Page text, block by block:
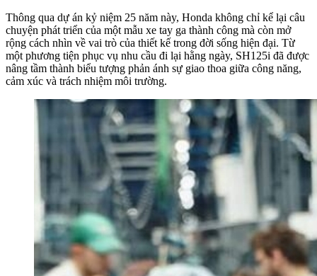
Thông qua dự án kỷ niệm 25 năm này, Honda không chỉ kể lại câu
chuyện phát triển của một mẫu xe tay ga thành công mà còn mở
rộng cách nhìn về vai trò của thiết kế trong đời sống hiện đại. Từ
một phương tiện phục vụ nhu cầu đi lại hằng ngày, SH125i đã được
nâng tầm thành biểu tượng phản ánh sự giao thoa giữa công năng,
cảm xúc và trách nhiệm môi trường.